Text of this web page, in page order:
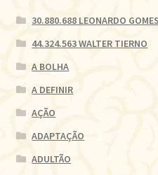
30.880.688 LEONARDO
44.324.563 WALTER TIERNO
A BOLHA
A DEFINIR
AÇÃO
ADAPTAÇÃO
ADULTÃO